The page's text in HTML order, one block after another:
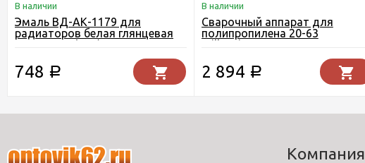
В наличии
Эмаль ВД-АК-1179 для
радиаторов белая глянцевая
1кг ПРОФИ(ВГТ)
748 Р
В наличии
Сварочный аппарат для
полипропилена 20-63
Millennium 1000 Вт
2 894 Р
Компания